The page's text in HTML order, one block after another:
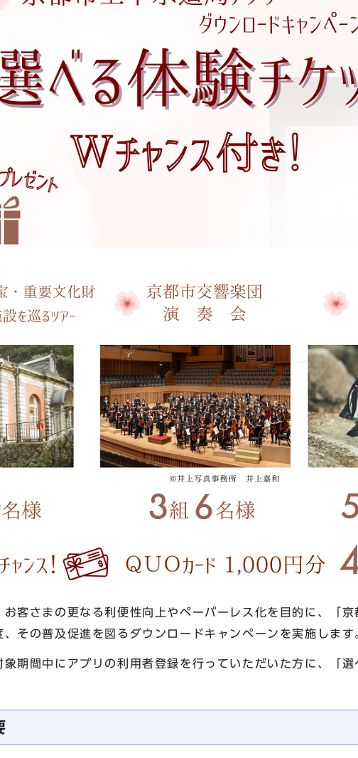
客さまの更なる利便性向上やペーパーレス化を目的に、「
その普及促進を図るダウンロードキャンペーンを実施します
期間中にアプリの利用者登録を行っていただいた方に、「